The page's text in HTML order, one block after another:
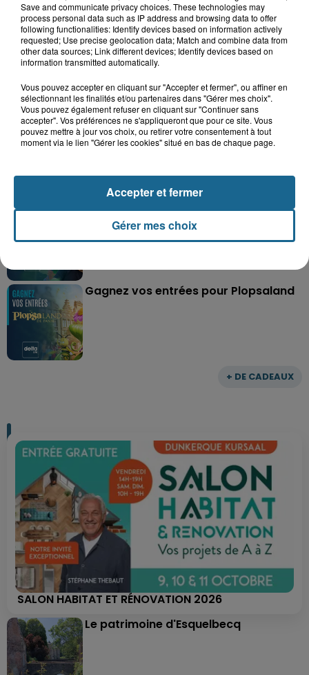
+ DE CADEAUX
Grand jeu de l'été : les cabines de plages
Gagnez vos entrées pour Dennlys
Parc
Gagnez vos entrées pour le parc
Bagatelle
Gagnez vos entrées pour Plopsaland
SALON HABITAT ET RÉNOVATION 2026
Le patrimoine d'Esquelbecq
Save and communicate privacy choices. These technologies may
process personal data such as IP address and browsing data to offer
following functionalities: Identify devices based on information actively
requested; Use precise geolocation data; Match and combine data from
other data sources; Link different devices; Identify devices based on
information transmitted automatically.
Vous pouvez accepter en cliquant sur "Accepter et fermer", ou affiner en
sélectionnant les finalités et/ou partenaires dans "Gérer mes choix".
Vous pouvez également refuser en cliquant sur "Continuer sans
accepter". Vos préférences ne s'appliqueront que pour ce site. Vous
pouvez mettre à jour vos choix, ou retirer votre consentement à tout
moment via le lien "Gérer les cookies" situé en bas de chaque page.
Gérer mes choix
Accepter et fermer